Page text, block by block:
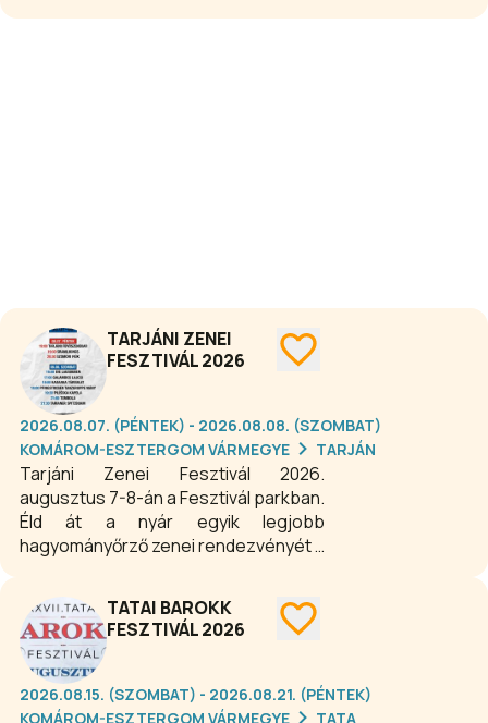
TARJÁNI ZENEI
FESZTIVÁL 2026
2026.08.07. (PÉNTEK) - 2026.08.08. (SZOMBAT)
KOMÁROM-ESZTERGOM VÁRMEGYE
TARJÁN
Tarjáni Zenei Fesztivál 2026.
augusztus 7-8-án a Fesztivál parkban.
Éld át a nyár egyik legjobb
hagyományőrző zenei rendezvényét a
kultúra, a tánc és az élőzene
találkozik. A kétnapos fesztivál
változatos programokkal,
tombolasorsolással és kiváló
fellépőkkel kínál kikapcsolódást
minden korosztály számára. A
TATAI BAROKK
FESZTIVÁL 2026
2026.08.15. (SZOMBAT) - 2026.08.21. (PÉNTEK)
KOMÁROM-ESZTERGOM VÁRMEGYE
TATA